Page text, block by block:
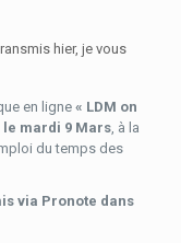
hier, je vous
en ligne « LDM on
mardi 9 Mars, à la
du temps des
via Pronote dans